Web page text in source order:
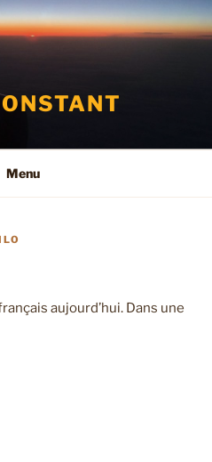
Menu
aujourd’hui. Dans une